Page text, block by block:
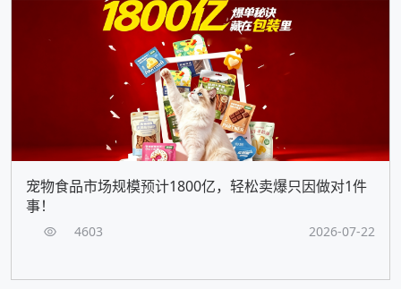
宠物食品市场规模预计1800亿，轻松卖爆只因做对1件
事！
4603 2026-07-22